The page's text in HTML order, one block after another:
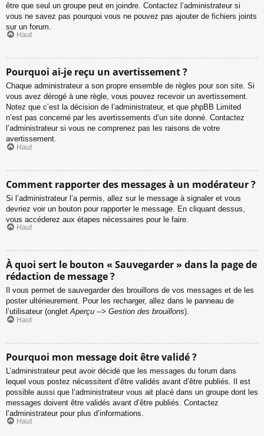
être que seul un groupe peut en joindre. Contactez l’administrateur si
vous ne savez pas pourquoi vous ne pouvez pas ajouter de fichiers joints
sur un forum.
Haut
Pourquoi ai-je reçu un avertissement ?
Chaque administrateur a son propre ensemble de règles pour son site. Si
vous avez dérogé à une règle, vous pouvez recevoir un avertissement.
Notez que c’est la décision de l’administrateur, et que phpBB Limited
n’est pas concerné par les avertissements d’un site donné. Contactez
l’administrateur si vous ne comprenez pas les raisons de votre
avertissement.
Haut
Comment rapporter des messages à un modérateur ?
Si l’administrateur l’a permis, allez sur le message à signaler et vous
devriez voir un bouton pour rapporter le message. En cliquant dessus,
vous accéderez aux étapes nécessaires pour le faire.
Haut
À quoi sert le bouton « Sauvegarder » dans la page de
rédaction de message ?
Il vous permet de sauvegarder des brouillons de vos messages et de les
poster ultérieurement. Pour les recharger, allez dans le panneau de
l’utilisateur (ongletAperçu --> Gestion des brouillons).
Haut
Pourquoi mon message doit être validé ?
L’administrateur peut avoir décidé que les messages du forum dans
lequel vous postez nécessitent d’être validés avant d’être publiés. Il est
possible aussi que l’administrateur vous ait placé dans un groupe dont les
messages doivent être validés avant d’être publiés. Contactez
l’administrateur pour plus d’informations.
Haut